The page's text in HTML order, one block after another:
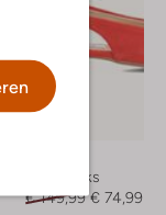
Slingbacks
€ 149,99 € 74,99